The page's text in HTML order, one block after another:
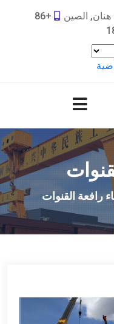
هنان, الصين
+86
رافعة القنوات